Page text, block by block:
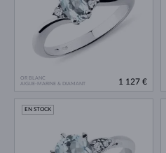
OR BLANC
AIGUE-MARINE & DIAMANT
1 127 €
EN STOCK